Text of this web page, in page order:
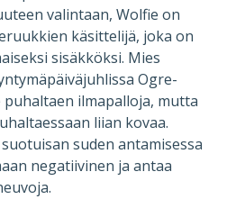
valintaan, Wolfie on
käsittelijä, joka on
sisäkköksi. Mies
Ogre-
ilmapalloja, mutta
liian kovaa.
suden antamisessa
negatiivinen ja antaa